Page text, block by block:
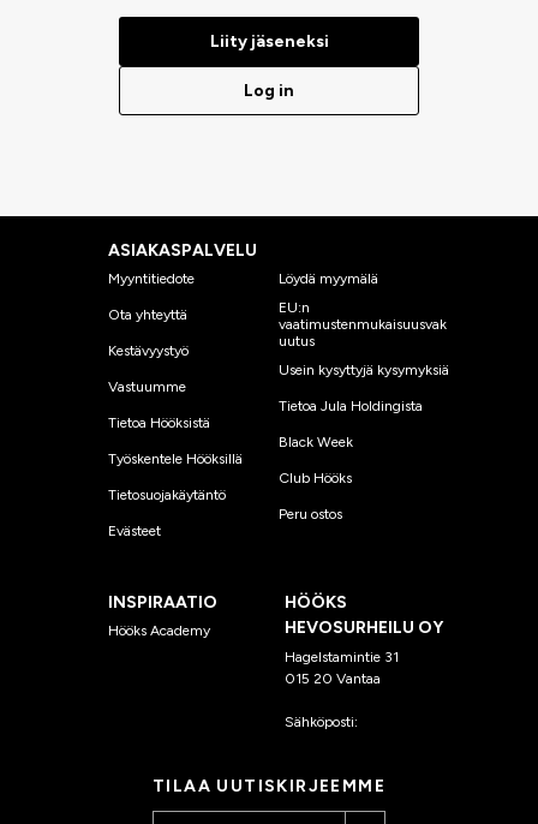
Liity jäseneksi
Log in
ASIAKASPALVELU
Myyntitiedote
Ota yhteyttä
Kestävyystyö
Vastuumme
Tietoa Hööksistä
Työskentele Hööksillä
Tietosuojakäytäntö
Evästeet
Löydä myymälä
EU:n
vaatimustenmukaisuusvak
uutus
Usein kysyttyjä kysymyksiä
Tietoa Jula Holdingista
Black Week
Club Hööks
Peru ostos
INSPIRAATIO
Hööks Academy
HÖÖKS
HEVOSURHEILU OY
Hagelstamintie 31
015 20 Vantaa
Sähköposti:
TILAA UUTISKIRJEEMME